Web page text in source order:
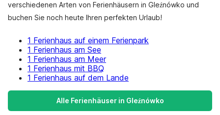
verschiedenen Arten von Ferienhäusern in Gleźnówko und
buchen Sie noch heute Ihren perfekten Urlaub!
1 Ferienhaus auf einem Ferienpark
1 Ferienhaus am See
1 Ferienhaus am Meer
1 Ferienhaus mit BBQ
1 Ferienhaus auf dem Lande
Alle Ferienhäuser in Gleźnówko